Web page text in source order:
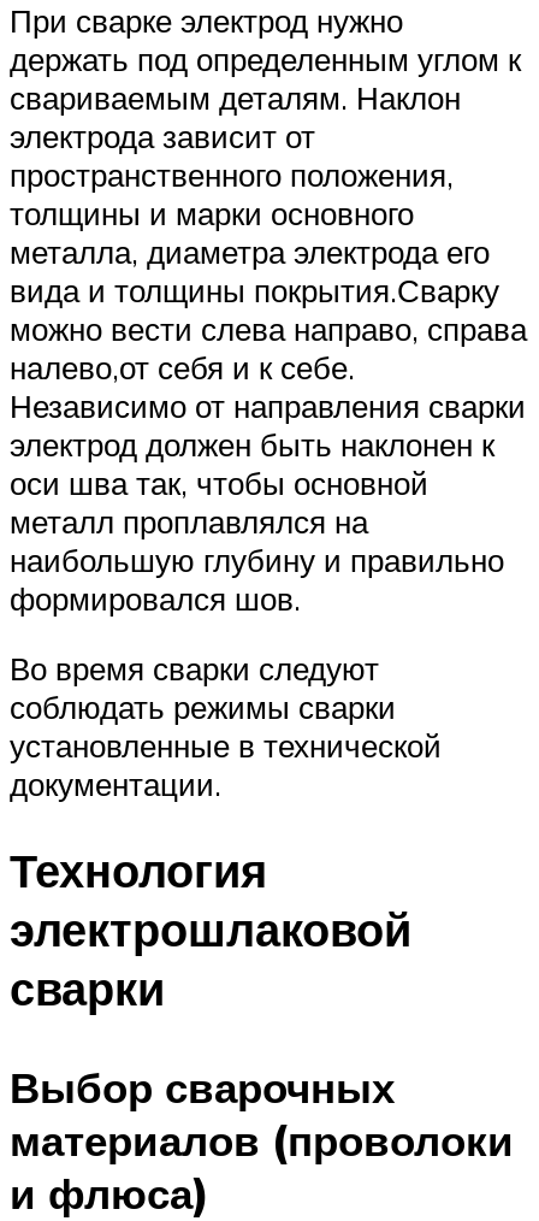
При сварке электрод нужно
держать под определенным углом к
свариваемым деталям. Наклон
электрода зависит от
пространственного положения,
толщины и марки основного
металла, диаметра электрода его
вида и толщины покрытия.Сварку
можно вести слева направо, справа
налево,от себя и к себе.
Независимо от направления сварки
электрод должен быть наклонен к
оси шва так, чтобы основной
металл проплавлялся на
наибольшую глубину и правильно
формировался шов.
Во время сварки следуют
соблюдать режимы сварки
установленные в технической
документации.
Технология
электрошлаковой
сварки
Выбор сварочных
материалов (проволоки
и флюса)